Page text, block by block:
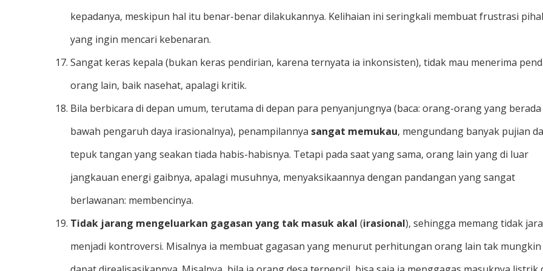
kepadanya, meskipun hal itu benar-benar dilakukannya. Kelihaian ini seringkali membuat frustrasi
yang ingin mencari kebenaran.
Sangat keras kepala (bukan keras pendirian, karena ternyata ia inkonsisten), tidak mau menerima
orang lain, baik nasehat, apalagi kritik.
Bila berbicara di depan umum, terutama di depan para penyanjungnya (baca: orang-orang yang berada
bawah pengaruh daya irasionalnya), penampilannya sangat memukau, mengundang banyak pujian
tepuk tangan yang seakan tiada habis-habisnya. Tetapi pada saat yang sama, orang lain yang di luar
jangkauan energi gaibnya, apalagi musuhnya, menyaksikaannya dengan pandangan yang sangat
berlawanan: membencinya.
Tidak jarang mengeluarkan gagasan yang tak masuk akal (irasional), sehingga memang tidak
menjadi kontroversi. Misalnya ia membuat gagasan yang menurut perhitungan orang lain tak mungkin